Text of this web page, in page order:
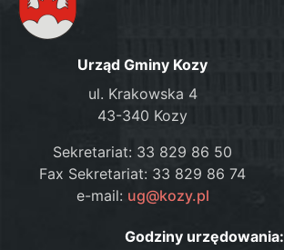
Urząd Gminy Kozy
ul. Krakowska 4
43-340 Kozy
Sekretariat: 33 829 86 50
Fax Sekretariat: 33 829 86 74
e-mail: ug@kozy.pl
Godziny urzędowania: